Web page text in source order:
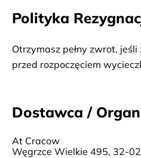
Polityka
Otrzymasz pełny zwrot,
przed rozpoczęciem
Dostawca /
At Cracow
Węgrzce Wielkie 495, 32-